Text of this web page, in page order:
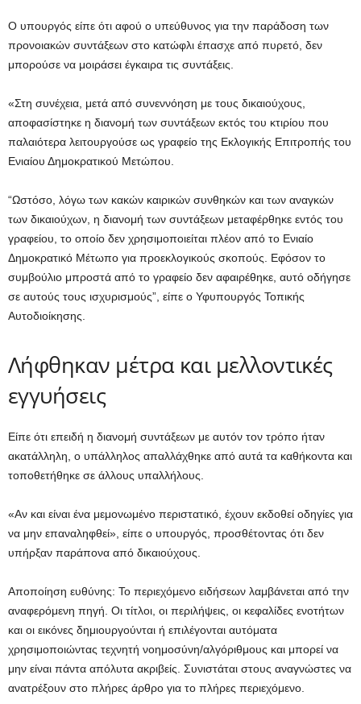
Ο υπουργός είπε ότι αφού ο υπεύθυνος για την παράδοση των
προνοιακών συντάξεων στο κατώφλι έπασχε από πυρετό, δεν
μπορούσε να μοιράσει έγκαιρα τις συντάξεις.
«Στη συνέχεια, μετά από συνεννόηση με τους δικαιούχους,
αποφασίστηκε η διανομή των συντάξεων εκτός του κτιρίου που
παλαιότερα λειτουργούσε ως γραφείο της Εκλογικής Επιτροπής του
Ενιαίου Δημοκρατικού Μετώπου.
“Ωστόσο, λόγω των κακών καιρικών συνθηκών και των αναγκών
των δικαιούχων, η διανομή των συντάξεων μεταφέρθηκε εντός του
γραφείου, το οποίο δεν χρησιμοποιείται πλέον από το Ενιαίο
Δημοκρατικό Μέτωπο για προεκλογικούς σκοπούς. Εφόσον το
συμβούλιο μπροστά από το γραφείο δεν αφαιρέθηκε, αυτό οδήγησε
σε αυτούς τους ισχυρισμούς”, είπε ο Υφυπουργός Τοπικής
Αυτοδιοίκησης.
Λήφθηκαν μέτρα και μελλοντικές
εγγυήσεις
Είπε ότι επειδή η διανομή συντάξεων με αυτόν τον τρόπο ήταν
ακατάλληλη, ο υπάλληλος απαλλάχθηκε από αυτά τα καθήκοντα και
τοποθετήθηκε σε άλλους υπαλλήλους.
«Αν και είναι ένα μεμονωμένο περιστατικό, έχουν εκδοθεί οδηγίες για
να μην επαναληφθεί», είπε ο υπουργός, προσθέτοντας ότι δεν
υπήρξαν παράπονα από δικαιούχους.
Αποποίηση ευθύνης: Το περιεχόμενο ειδήσεων λαμβάνεται από την
αναφερόμενη πηγή. Οι τίτλοι, οι περιλήψεις, οι κεφαλίδες ενοτήτων
και οι εικόνες δημιουργούνται ή επιλέγονται αυτόματα
χρησιμοποιώντας τεχνητή νοημοσύνη/αλγόριθμους και μπορεί να
μην είναι πάντα απόλυτα ακριβείς. Συνιστάται στους αναγνώστες να
ανατρέξουν στο πλήρες άρθρο για το πλήρες περιεχόμενο.